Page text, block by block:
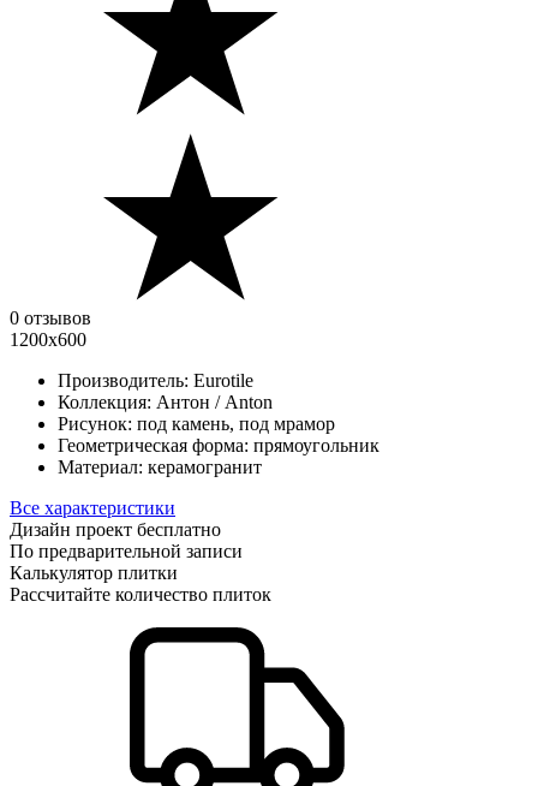
0 отзывов
1200х600
Производитель: Eurotile
Коллекция: Антон / Anton
Рисунок: под камень, под мрамор
Геометрическая форма: прямоугольник
Материал: керамогранит
Все характеристики
Дизайн проект бесплатно
По предварительной записи
Калькулятор плитки
Рассчитайте количество плиток